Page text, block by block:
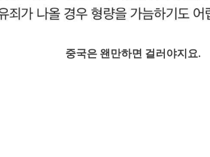
중국은 왠만하면 걸러야지요.